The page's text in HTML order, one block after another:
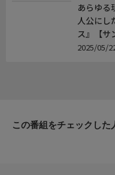
あらゆる
人公にし
ス』【サ
2025/05/
この番組をチェックした